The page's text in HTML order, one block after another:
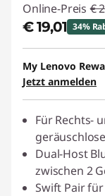
Online-Preis €
€ 19,01 34%
eCoupon-
eCoupon :
My Lenovo
Jetzt anmelden
Für Rechts-
Dual-Host
zwischen 2
Swift Pair